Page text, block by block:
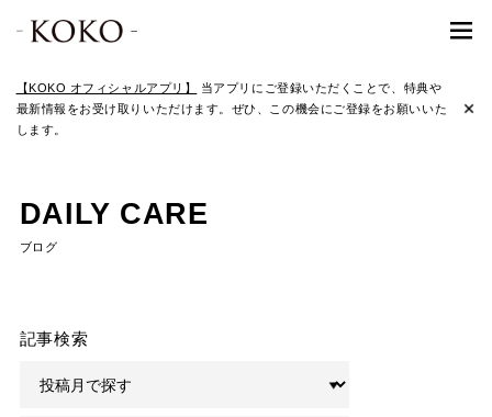
【KOKO オフィシャルアプリ】
当アプリにご登録いただくことで、特典や
最新情報をお受け取りいただけます。ぜひ、この機会にご登録をお願いいた
します。
DAILY CARE
ブログ
記事検索